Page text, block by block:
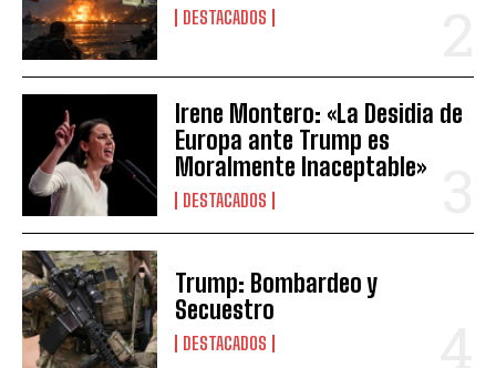
DESTACADOS
Irene Montero: «La Desidia de
Europa ante Trump es
Moralmente Inaceptable»
DESTACADOS
Trump: Bombardeo y
Secuestro
DESTACADOS